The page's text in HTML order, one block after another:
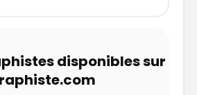
disponibles sur